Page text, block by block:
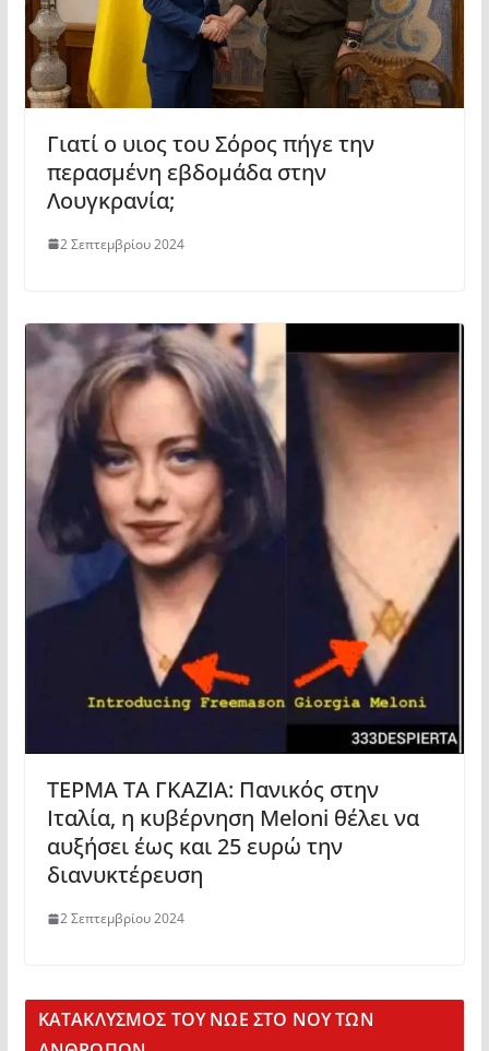
Γιατί ο υιος του Σόρος πήγε την
περασμένη εβδομάδα στην
Λουγκρανία;
2 Σεπτεμβρίου 2024
ΤΕΡΜΑ ΤΑ ΓΚΑΖΙΑ: Πανικός στην
Ιταλία, η κυβέρνηση Meloni θέλει να
αυξήσει έως και 25 ευρώ την
διανυκτέρευση
2 Σεπτεμβρίου 2024
KΑΤΑΚΛΥΣΜΟΣ ΤΟΥ ΝΩΕ ΣΤΟ ΝΟΥ ΤΩΝ